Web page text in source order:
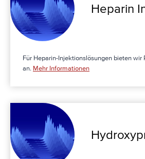
Heparin
Für Heparin-Injektionslösungen bieten wir
an. Mehr Informationen